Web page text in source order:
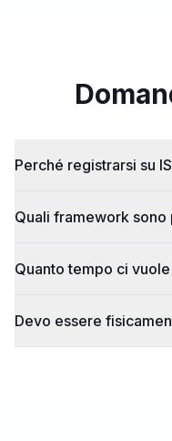
Perché registrarsi su
Quali framework sono
Quanto tempo ci
Devo essere